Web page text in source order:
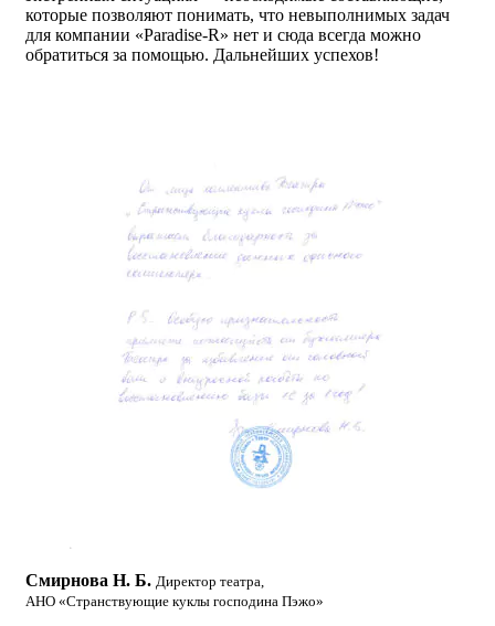
которые позволяют понимать, что невыполнимых задач
для компании «Paradise-R» нет и сюда всегда можно
обратиться за помощью. Дальнейших успехов!
Смирнова Н. Б. Директор театра,
АНО «Странствующие куклы господина Пэжо»